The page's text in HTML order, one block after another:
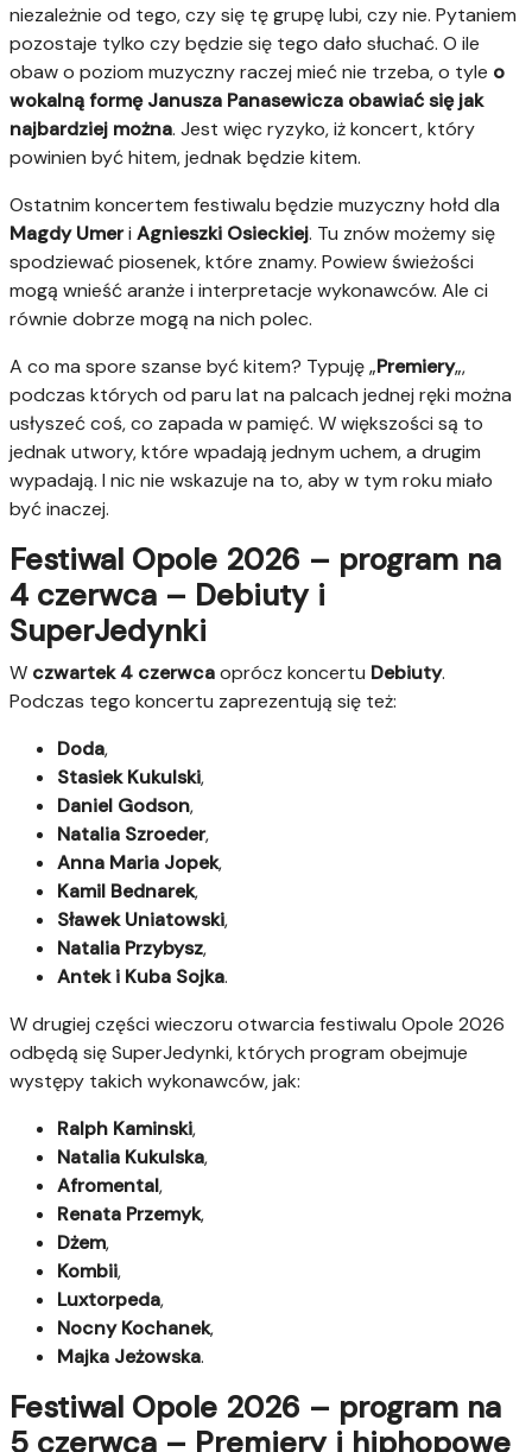
niezależnie od tego, czy się tę grupę lubi, czy nie. Pytaniem
pozostaje tylko czy będzie się tego dało słuchać. O ile
obaw o poziom muzyczny raczej mieć nie trzeba, o tyle o
wokalną formę Janusza Panasewicza obawiać się jak
najbardziej można. Jest więc ryzyko, iż koncert, który
powinien być hitem, jednak będzie kitem.
Ostatnim koncertem festiwalu będzie muzyczny hołd dla
Magdy Umeri Agnieszki Osieckiej. Tu znów możemy się
spodziewać piosenek, które znamy. Powiew świeżości
mogą wnieść aranże i interpretacje wykonawców. Ale ci
równie dobrze mogą na nich polec.
A co ma spore szanse być kitem? Typuję „Premiery„,
podczas których od paru lat na palcach jednej ręki można
usłyszeć coś, co zapada w pamięć. W większości są to
jednak utwory, które wpadają jednym uchem, a drugim
wypadają. I nic nie wskazuje na to, aby w tym roku miało
być inaczej.
Festiwal Opole 2026 – program na
4 czerwca – Debiuty i
SuperJedynki
W czwartek 4 czerwcaoprócz koncertu Debiuty.
Podczas tego koncertu zaprezentują się też:
Doda,
Stasiek Kukulski,
Daniel Godson,
Natalia Szroeder,
Anna Maria Jopek,
Kamil Bednarek,
Sławek Uniatowski,
Natalia Przybysz,
Antek i Kuba Sojka.
W drugiej części wieczoru otwarcia festiwalu Opole 2026
odbędą się SuperJedynki, których program obejmuje
występy takich wykonawców, jak:
Ralph Kaminski,
Natalia Kukulska,
Afromental,
Renata Przemyk,
Dżem,
Kombii,
Luxtorpeda,
Nocny Kochanek,
Majka Jeżowska.
Festiwal Opole 2026 – program na
5 czerwca – Premiery i hiphopowe